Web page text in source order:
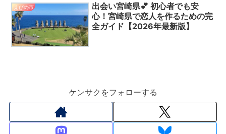
えびの市
出会い宮崎県💕 初心者でも安
心！宮崎県で恋人を作るための完
全ガイド【2026年最新版】
ケンサクをフォローする